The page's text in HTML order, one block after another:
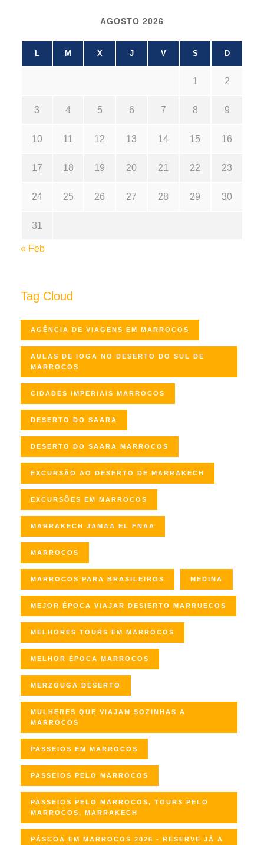
AGOSTO 2026
L M X J V S D
1 2
3 4 5 6 7 8 9
10 11 12 13 14 15 16
17 18 19 20 21 22 23
24 25 26 27 28 29 30
31
« Feb
Tag Cloud
AGÊNCIA DE VIAGENS EM MARROCOS
AULAS DE IOGA NO DESERTO DO SUL DE
MARROCOS
CIDADES IMPERIAIS MARROCOS
DESERTO DO SAARA
DESERTO DO SAARA MARROCOS
EXCURSÃO AO DESERTO DE MARRAKECH
EXCURSÕES EM MARROCOS
MARRAKECH JAMAA EL FNAA
MARROCOS
MARROCOS PARA BRASILEIROS MEDINA
MEJOR ÉPOCA VIAJAR DESIERTO MARRUECOS
MELHORES TOURS EM MARROCOS
MELHOR ÉPOCA MARROCOS
MERZOUGA DESERTO
MULHERES QUE VIAJAM SOZINHAS A
MARROCOS
PASSEIOS EM MARROCOS
PASSEIOS PELO MARROCOS
PASSEIOS PELO MARROCOS, TOURS PELO
MARROCOS, MARRAKECH
PÁSCOA EM MARROCOS 2026 - RESERVE JÁ A